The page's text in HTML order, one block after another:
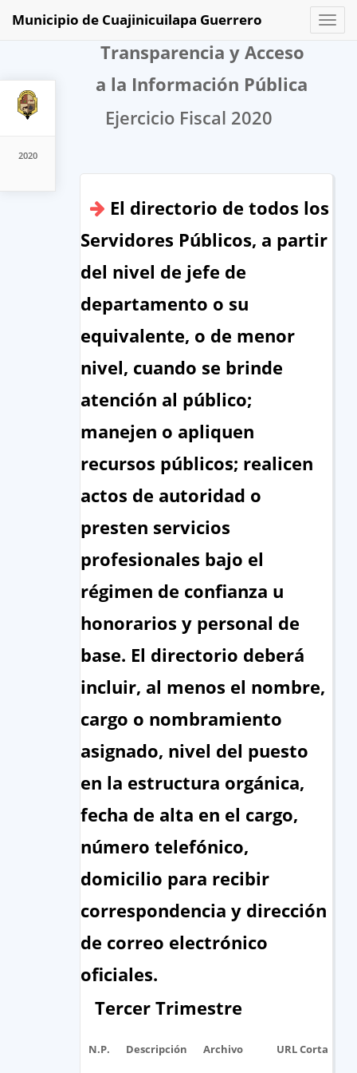
2020
Toggle
Municipio de Cuajinicuilapa Guerrero
Transparencia y Acceso
a la Información Pública
Ejercicio Fiscal 2020
El directorio de todos los
Servidores Públicos, a partir
del nivel de jefe de
departamento o su
equivalente, o de menor
nivel, cuando se brinde
atención al público;
manejen o apliquen
recursos públicos; realicen
actos de autoridad o
presten servicios
profesionales bajo el
régimen de confianza u
honorarios y personal de
base. El directorio deberá
incluir, al menos el nombre,
cargo o nombramiento
asignado, nivel del puesto
en la estructura orgánica,
fecha de alta en el cargo,
número telefónico,
domicilio para recibir
correspondencia y dirección
de correo electrónico
oficiales.
Tercer Trimestre
N.P. Descripción Archivo URL Corta